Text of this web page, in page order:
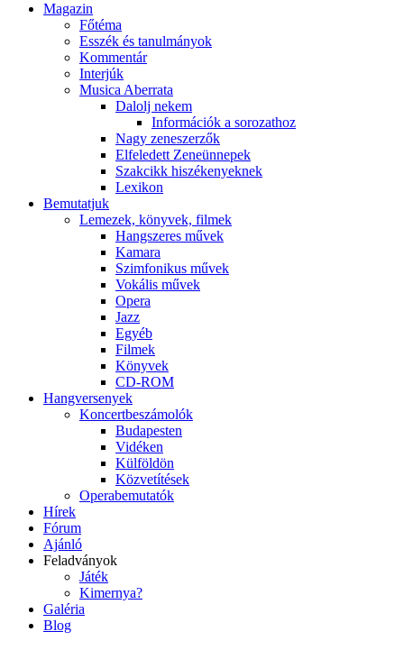
Magazin
Főtéma
Esszék és tanulmányok
Kommentár
Interjúk
Musica Aberrata
Dalolj nekem
Információk a sorozathoz
Nagy zeneszerzők
Elfeledett Zeneünnepek
Szakcikk hiszékenyeknek
Lexikon
Bemutatjuk
Lemezek, könyvek, filmek
Hangszeres művek
Kamara
Szimfonikus művek
Vokális művek
Opera
Jazz
Egyéb
Filmek
Könyvek
CD-ROM
Hangversenyek
Koncertbeszámolók
Budapesten
Vidéken
Külföldön
Közvetítések
Operabemutatók
Hírek
Fórum
Ajánló
Feladványok
Játék
Kimernya?
Galéria
Blog